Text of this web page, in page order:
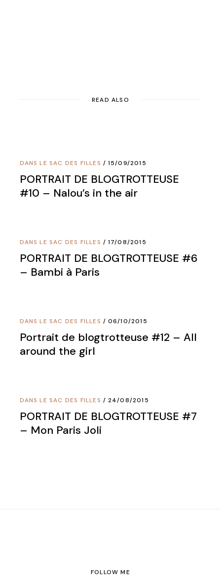
READ ALSO
DANS LE SAC DES FILLES 15/09/2015
PORTRAIT DE BLOGTROTTEUSE
#10 – Nalou’s in the air
DANS LE SAC DES FILLES 17/08/2015
PORTRAIT DE BLOGTROTTEUSE #6
– Bambi à Paris
DANS LE SAC DES FILLES 06/10/2015
Portrait de blogtrotteuse #12 – All
around the girl
DANS LE SAC DES FILLES 24/08/2015
PORTRAIT DE BLOGTROTTEUSE #7
– Mon Paris Joli
FOLLOW ME